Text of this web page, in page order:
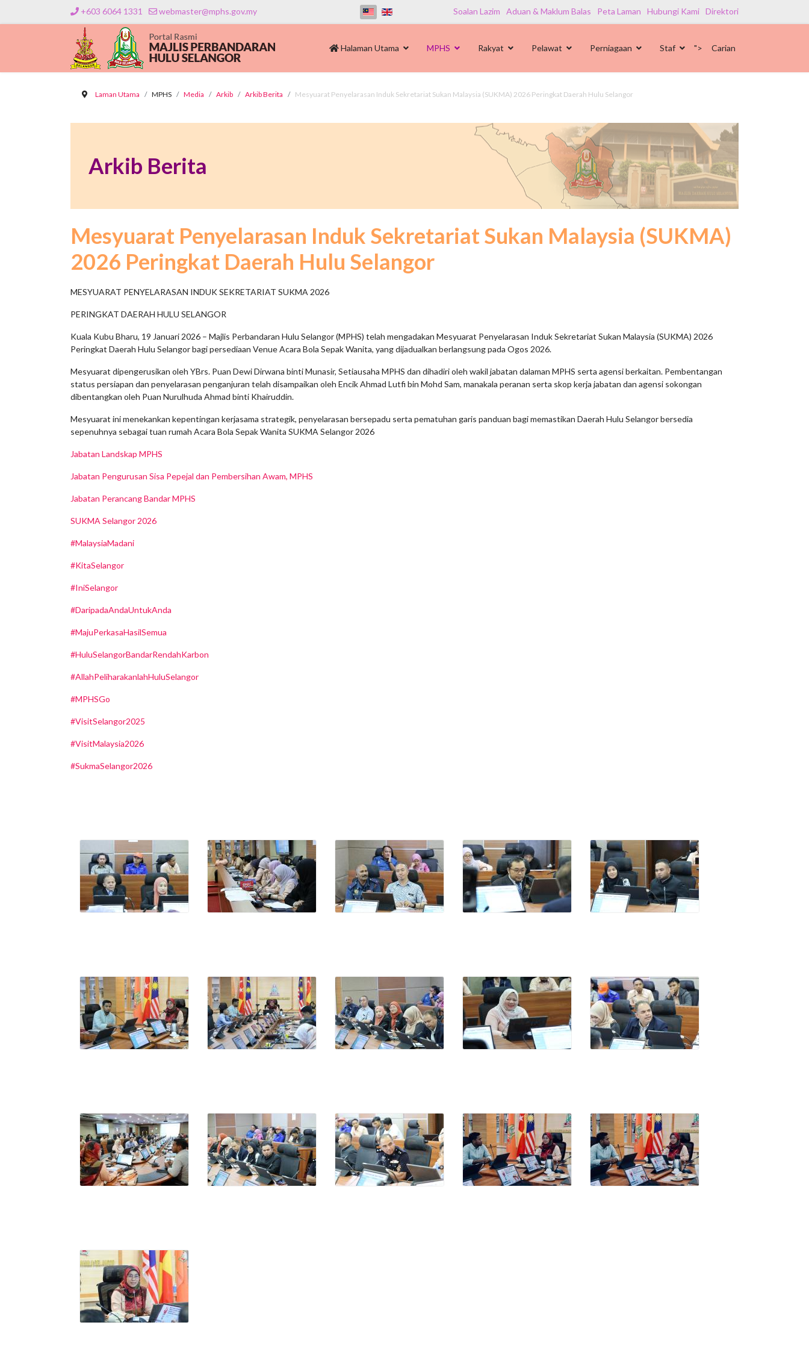
+603 6064 1331 webmaster@mphs.gov.my Soalan Lazim Aduan & Maklum Balas Peta Laman Hubungi Kami Direktori
Halaman Utama MPHS Rakyat Pelawat Perniagaan Staf "> Carian
Laman Utama MPHS Media Arkib Arkib Berita Mesyuarat Penyelarasan Induk Sekretariat Sukan Malaysia (SUKMA) 2026 Peringkat Daerah Hulu Selangor
Arkib Berita
Mesyuarat Penyelarasan Induk Sekretariat Sukan Malaysia (SUKMA)
2026 Peringkat Daerah Hulu Selangor
MESYUARAT PENYELARASAN INDUK SEKRETARIAT SUKMA 2026
PERINGKAT DAERAH HULU SELANGOR
Kuala Kubu Bharu, 19 Januari 2026 – Majlis Perbandaran Hulu Selangor (MPHS) telah mengadakan Mesyuarat Penyelarasan Induk Sekretariat Sukan Malaysia (SUKMA) 2026
Peringkat Daerah Hulu Selangor bagi persediaan Venue Acara Bola Sepak Wanita, yang dijadualkan berlangsung pada Ogos 2026.
Mesyuarat dipengerusikan oleh YBrs. Puan Dewi Dirwana binti Munasir, Setiausaha MPHS dan dihadiri oleh wakil jabatan dalaman MPHS serta agensi berkaitan. Pembentangan
status persiapan dan penyelarasan penganjuran telah disampaikan oleh Encik Ahmad Lutfi bin Mohd Sam, manakala peranan serta skop kerja jabatan dan agensi sokongan
dibentangkan oleh Puan Nurulhuda Ahmad binti Khairuddin.
Mesyuarat ini menekankan kepentingan kerjasama strategik, penyelarasan bersepadu serta pematuhan garis panduan bagi memastikan Daerah Hulu Selangor bersedia
sepenuhnya sebagai tuan rumah Acara Bola Sepak Wanita SUKMA Selangor 2026
Jabatan Landskap MPHS
Jabatan Pengurusan Sisa Pepejal dan Pembersihan Awam, MPHS
Jabatan Perancang Bandar MPHS
SUKMA Selangor 2026
#MalaysiaMadani
#KitaSelangor
#IniSelangor
#DaripadaAndaUntukAnda
#MajuPerkasaHasilSemua
#HuluSelangorBandarRendahKarbon
#AllahPeliharakanlahHuluSelangor
#MPHSGo
#VisitSelangor2025
#VisitMalaysia2026
#SukmaSelangor2026